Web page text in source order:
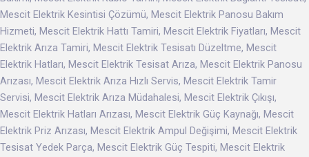
Mescit Elektrik Kesintisi Çözümü, Mescit Elektrik Panosu Bakım
Hizmeti, Mescit Elektrik Hattı Tamiri, Mescit Elektrik Fiyatları, Mescit
Elektrik Arıza Tamiri, Mescit Elektrik Tesisatı Düzeltme, Mescit
Elektrik Hatları, Mescit Elektrik Tesisat Arıza, Mescit Elektrik Panosu
Arızası, Mescit Elektrik Arıza Hızlı Servis, Mescit Elektrik Tamir
Servisi, Mescit Elektrik Arıza Müdahalesi, Mescit Elektrik Çıkışı,
Mescit Elektrik Hatları Arızası, Mescit Elektrik Güç Kaynağı, Mescit
Elektrik Priz Arızası, Mescit Elektrik Ampul Değişimi, Mescit Elektrik
Tesisat Yedek Parça, Mescit Elektrik Güç Tespiti, Mescit Elektrik